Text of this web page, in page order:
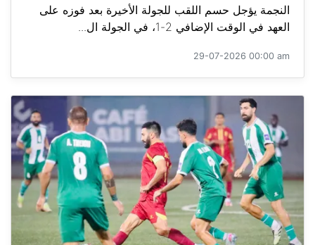
النجمة يؤجل حسم اللقب للجولة الأخيرة بعد فوزه على
العهد في الوقت الإضافي 2-1، في الجولة ال...
29-07-2026 00:00 am